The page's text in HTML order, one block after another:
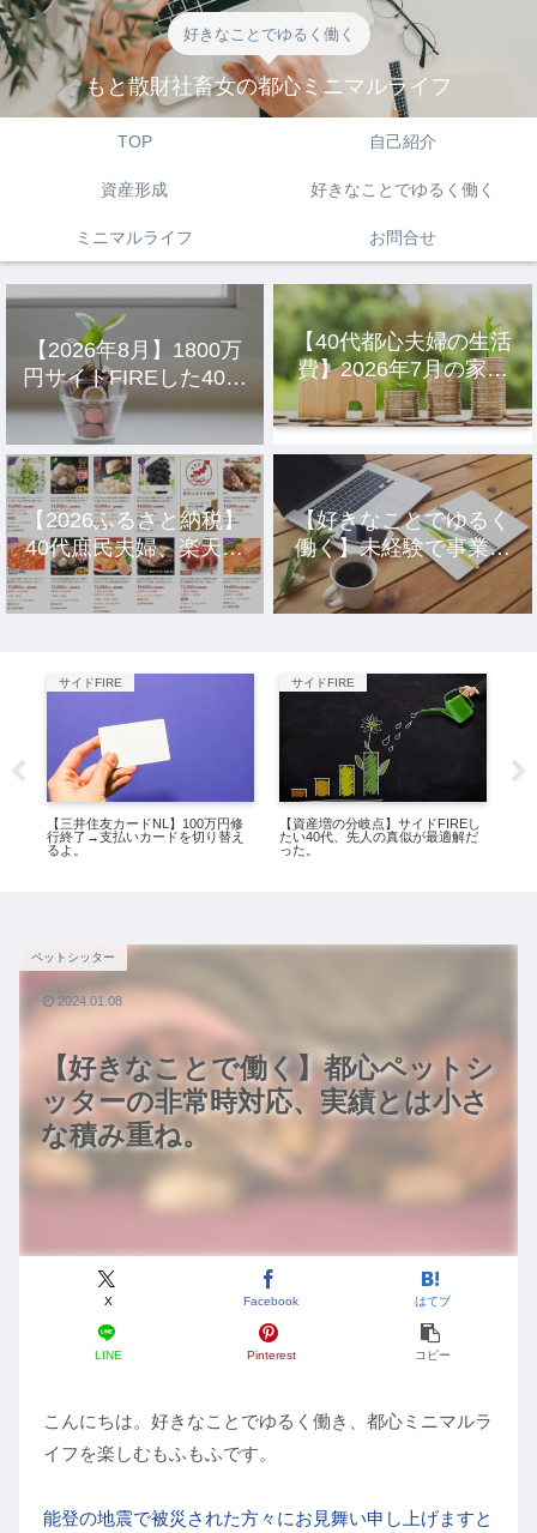
好きなことでゆるく働く
もと散財社畜女の都心ミニマルライフ
TOP 自己紹介
資産形成 好きなことでゆるく働く
ミニマルライフ お問合せ
【2026年8月】1800万
円サイドFIREした40代
主婦の投資結果公開
【40代都心夫婦の生活
費】2026年7月の家計
簿公開
【2026ふるさと納税】
40代庶民夫婦、楽天市
場のおすすめ返礼品10
選。
【好きなことでゆるく
働く】未経験で事業を
立ち上げ10年、元社畜
アラサー女の話。
サイドFIRE
【三井住友カードNL】100万円修
行終了→支払いカードを切り替え
るよ。
サイドFIRE
【資産増の分岐点】サイドFIREし
たい40代、先人の真似が最適解だ
った。
【好きなことで働く】都心ペットシ
ッターの非常時対応、実績とは小さ
な積み重ね。
ペットシッター
X Facebook はてブ
LINE Pinterest コピー
2024.01.08
こんにちは。好きなことでゆるく働き、都心ミニマルラ
イフを楽しむもふもふです。
能登の地震で被災された方々にお見舞い申し上げますと